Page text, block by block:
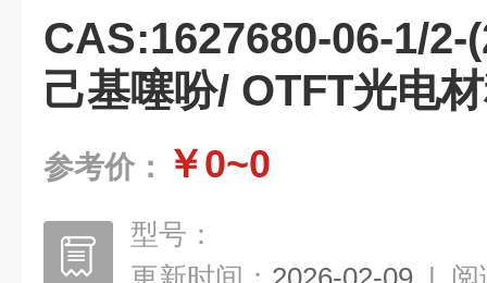
CAS:1627680-06-1/
己基噻吩/ OTFT光电
参考价： ￥0~0
型号：